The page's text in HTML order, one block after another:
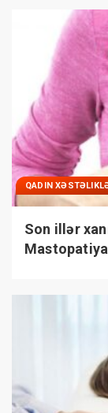
QADIN
Son illər
Mastopatiya